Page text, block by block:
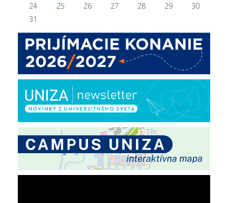
24
25 26 27 28 29
30
31